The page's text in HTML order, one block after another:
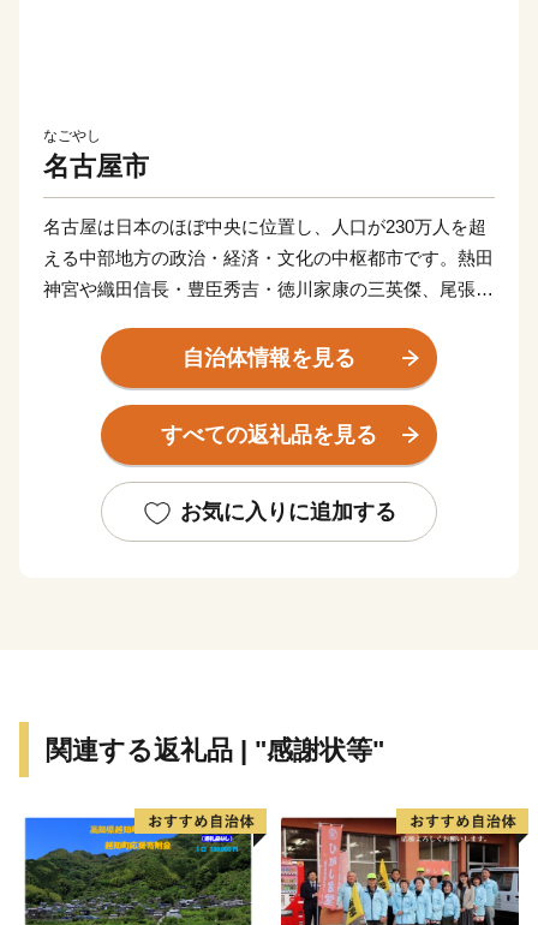
なごやし
名古屋市
名古屋は日本のほぼ中央に位置し、人口が230万人を超
える中部地方の政治・経済・文化の中枢都市です。熱田
神宮や織田信長・豊臣秀吉・徳川家康の三英傑、尾張徳
礎となっています。現在は、武将ゆかりの歴史・文化や
なごやめしを目的に多くの方が名古屋を訪れるなど、名
古屋の魅力は国内外に広がってきています。また、アジ
ア・アジアパラ競技大会の開催や、リニア中央新幹線の
地域経済のさらなる発展が期待されます。
自治体情報を見る
すべての返礼品を見る
お気に入りに追加する
関連する返礼品 | "感謝状等"